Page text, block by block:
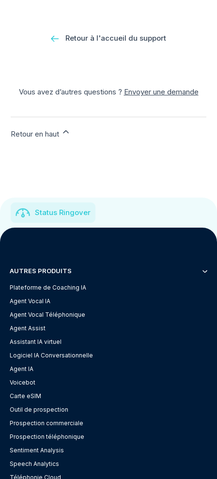
Retour à l'accueil du support
Vous avez d’autres questions ? Envoyer une demande
Retour en haut
Status Ringover
AUTRES PRODUITS
Plateforme de Coaching IA
Agent Vocal IA
Agent Vocal Téléphonique
Agent Assist
Assistant IA virtuel
Logiciel IA Conversationnelle
Agent IA
Voicebot
Carte eSIM
Outil de prospection
Prospection commerciale
Prospection téléphonique
Sentiment Analysis
Speech Analytics
Téléphonie Cloud